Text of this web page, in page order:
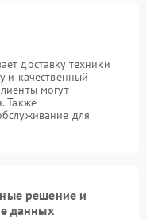
доставку техники
и качественный
могут
Также
для
решение и
данных